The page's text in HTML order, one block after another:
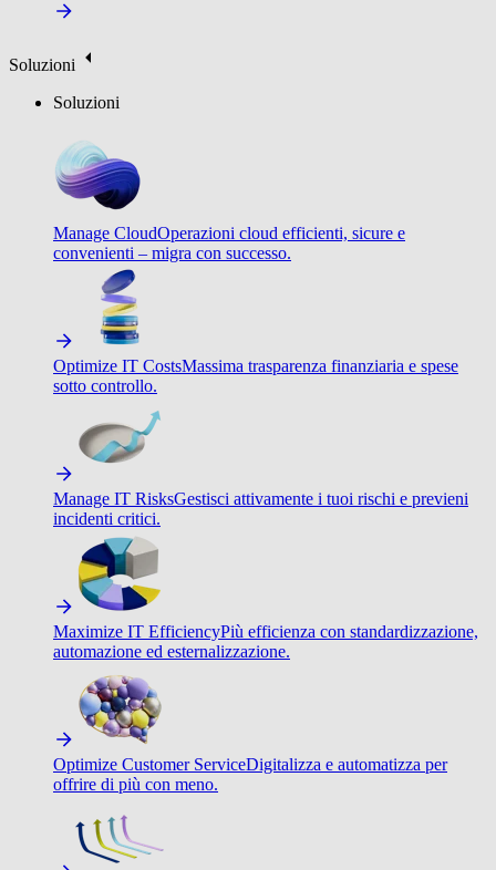
Soluzioni
Soluzioni
Manage CloudOperazioni cloud efficienti, sicure e
convenienti – migra con successo.
Optimize IT CostsMassima trasparenza finanziaria e spese
sotto controllo.
Manage IT RisksGestisci attivamente i tuoi rischi e previeni
incidenti critici.
Maximize IT EfficiencyPiù efficienza con standardizzazione,
automazione ed esternalizzazione.
Optimize Customer ServiceDigitalizza e automatizza per
offrire di più con meno.